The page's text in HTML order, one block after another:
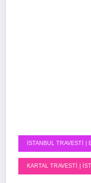
İSTANBUL TRAVESTI |
KARTAL TRAVESTI |